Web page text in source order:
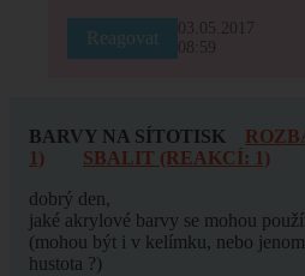
Reagovat
03.05.2017
08:59
BARVY NA SÍTOTISK
1)
SBALIT (REAKCÍ: 1)
dobrý den,
jaké akrylové barvy se mohou
(mohou být i v kelímku, nebo
hustota ?)